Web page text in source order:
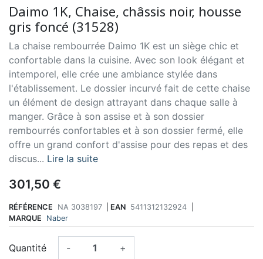
Daimo 1K, Chaise, châssis noir, housse
gris foncé (31528)
La chaise rembourrée Daimo 1K est un siège chic et
confortable dans la cuisine. Avec son look élégant et
intemporel, elle crée une ambiance stylée dans
l'établissement. Le dossier incurvé fait de cette chaise
un élément de design attrayant dans chaque salle à
manger. Grâce à son assise et à son dossier
rembourrés confortables et à son dossier fermé, elle
offre un grand confort d'assise pour des repas et des
discus... Lire la suite
301,50 €
RÉFÉRENCE NA 3038197 EAN 5411312132924
MARQUE
Naber
Quantité - +